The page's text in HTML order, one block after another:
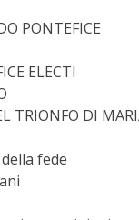
PONTEFICE
ELECTI
TRIONFO DI
fede